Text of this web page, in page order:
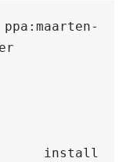
install